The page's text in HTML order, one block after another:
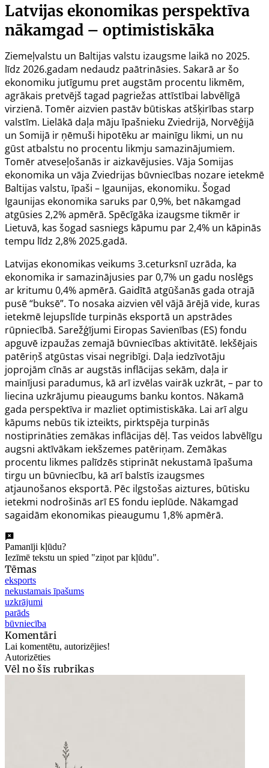
Latvijas ekonomikas perspektīva
nākamgad – optimistiskāka
Ziemeļvalstu un Baltijas valstu izaugsme laikā no 2025.
līdz 2026.gadam nedaudz paātrināsies. Sakarā ar šo
ekonomiku jutīgumu pret augstām procentu likmēm,
agrākais pretvējš tagad pagriežas attīstībai labvēlīgā
virzienā. Tomēr aizvien pastāv būtiskas atšķirības starp
valstīm. Lielākā daļa māju īpašnieku Zviedrijā, Norvēģijā
un Somijā ir ņēmuši hipotēku ar mainīgu likmi, un nu
gūst atbalstu no procentu likmju samazinājumiem.
Tomēr atveseļošanās ir aizkavējusies. Vāja Somijas
ekonomika un vāja Zviedrijas būvniecības nozare ietekmē
Baltijas valstu, īpaši – Igaunijas, ekonomiku. Šogad
Igaunijas ekonomika saruks par 0,9%, bet nākamgad
atgūsies 2,2% apmērā. Spēcīgāka izaugsme tikmēr ir
Lietuvā, kas šogad sasniegs kāpumu par 2,4% un kāpinās
tempu līdz 2,8% 2025.gadā.
Latvijas ekonomikas veikums 3.ceturksnī uzrāda, ka
ekonomika ir samazinājusies par 0,7% un gadu noslēgs
ar kritumu 0,4% apmērā. Gaidītā atgūšanās gada otrajā
pusē “buksē”. To nosaka aizvien vēl vājā ārējā vide, kuras
ietekmē lejupslīde turpinās eksportā un apstrādes
rūpniecībā. Sarežģījumi Eiropas Savienības (ES) fondu
apguvē izpaužas zemajā būvniecības aktivitātē. Iekšējais
patēriņš atgūstas visai negribīgi. Daļa iedzīvotāju
joprojām cīnās ar augstās inflācijas sekām, daļa ir
mainījusi paradumus, kā arī izvēlas vairāk uzkrāt, – par to
liecina uzkrājumu pieaugums banku kontos. Nākamā
gada perspektīva ir mazliet optimistiskāka. Lai arī algu
kāpums nebūs tik izteikts, pirktspēja turpinās
nostiprināties zemākas inflācijas dēļ. Tas veidos labvēlīgu
augsni aktīvākam iekšzemes patēriņam. Zemākas
procentu likmes palīdzēs stiprināt nekustamā īpašuma
tirgu un būvniecību, kā arī balstīs izaugsmes
atjaunošanos eksportā. Pēc ilgstošas aiztures, būtisku
ietekmi nodrošinās arī ES fondu ieplūde. Nākamgad
sagaidām ekonomikas pieaugumu 1,8% apmērā.
Pamanīji kļūdu?
Iezīmē tekstu un spied "ziņot par kļūdu".
Tēmas
eksports
nekustamais īpašums
uzkrājumi
parāds
būvniecība
Komentāri
Lai komentētu, autorizējies!
Autorizēties
Vēl no šīs rubrikas